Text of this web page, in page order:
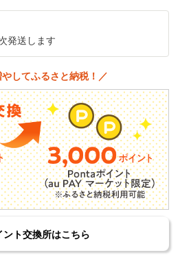
発送します
してふるさと納税！／
ント交換所はこちら